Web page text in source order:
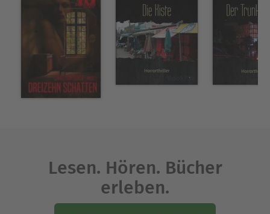
Verlag), wo er Storybeiträge zusammentrug,
geschrieben von deutschen Autoren als Hommage
Ausblenden
Lesen. Hören. Bücher
erleben.